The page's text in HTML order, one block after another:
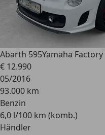
Abarth 595Yamaha
€ 12.990
05/2016
93.000 km
Benzin
6,0 l/100 km (komb.)
Händler